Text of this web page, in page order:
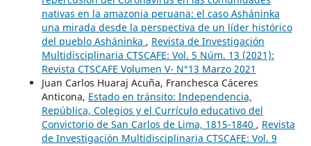
nativas en la amazonia peruana: el caso Asháninka
una mirada desde la perspectiva de un líder histórico
del pueblo Asháninka , Revista de Investigación
Multidisciplinaria CTSCAFE: Vol. 5 Núm. 13 (2021):
Revista CTSCAFE Volumen V- N°13 Marzo 2021
Juan Carlos Huaraj Acuña, Franchesca Cáceres
Anticona, Estado en tránsito: Independencia,
República, Colegios y el Currículo educativo del
Convictorio de San Carlos de Lima, 1815-1840 , Revista
de Investigación Multidisciplinaria CTSCAFE: Vol. 9